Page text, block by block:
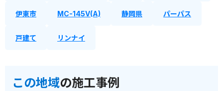
伊東市 MC-145V(A) 静岡県 パーパス
戸建て リンナイ
この地域の施工事例